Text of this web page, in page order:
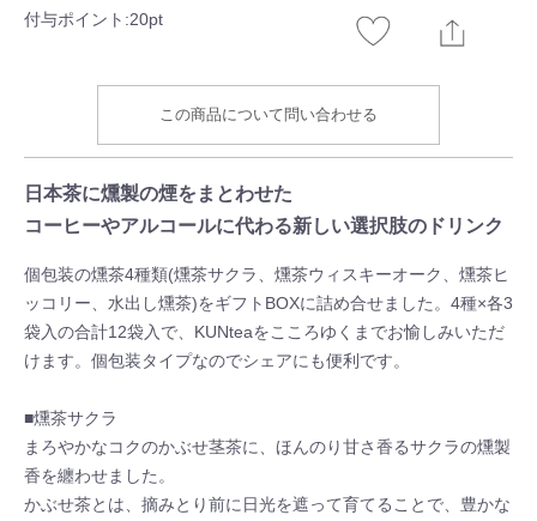
付与ポイント:20pt
この商品について問い合わせる
日本茶に燻製の煙をまとわせた
コーヒーやアルコールに代わる新しい選択肢のドリンク
個包装の燻茶4種類(燻茶サクラ、燻茶ウィスキーオーク、燻茶ヒ
ッコリー、水出し燻茶)をギフトBOXに詰め合せました。4種×各3
袋入の合計12袋入で、KUNteaをこころゆくまでお愉しみいただ
けます。個包装タイプなのでシェアにも便利です。
■燻茶サクラ
まろやかなコクのかぶせ茎茶に、ほんのり甘さ香るサクラの燻製
香を纏わせました。
かぶせ茶とは、摘みとり前に日光を遮って育てることで、豊かな